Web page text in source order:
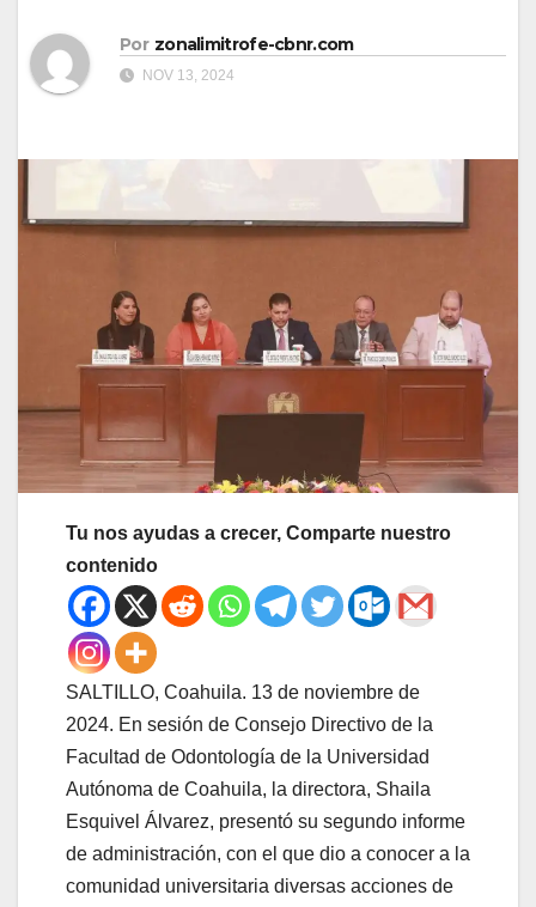
Por zonalimitrofe-cbnr.com
NOV 13, 2024
Tu nos ayudas a crecer, Comparte nuestro
contenido
SALTILLO, Coahuila. 13 de noviembre de
2024. En sesión de Consejo Directivo de la
Facultad de Odontología de la Universidad
Autónoma de Coahuila, la directora, Shaila
Esquivel Álvarez, presentó su segundo informe
de administración, con el que dio a conocer a la
comunidad universitaria diversas acciones de